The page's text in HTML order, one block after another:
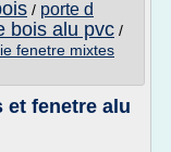
/ porte d
bois alu pvc /
fenetre mixtes
et fenetre alu